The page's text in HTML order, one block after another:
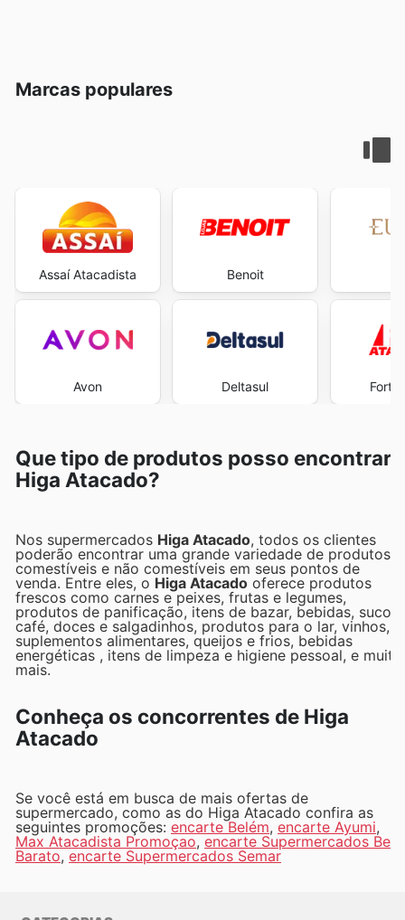
Marcas populares
Assaí Atacadista
Avon
Benoit
Deltasul Fort
Que tipo de produtos posso encontrar
Higa Atacado?
Nos supermercados Higa Atacado, todos os clientes
poderão encontrar uma grande variedade de produtos
comestíveis e não comestíveis em seus pontos de
venda. Entre eles, o Higa Atacado oferece produtos
frescos como carnes e peixes, frutas e legumes,
produtos de panificação, itens de bazar, bebidas, sucos,
café, doces e salgadinhos, produtos para o lar, vinhos,
suplementos alimentares, queijos e frios, bebidas
energéticas , itens de limpeza e higiene pessoal, e muito
mais.
Conheça os concorrentes de Higa
Atacado
Se você está em busca de mais ofertas de
supermercado, como as do Higa Atacado confira as
seguintes promoções: encarte Belém, encarte Ayumi,
Max Atacadista Promoçao, encarte Supermercados Bem
Barato, encarte Supermercados Semar